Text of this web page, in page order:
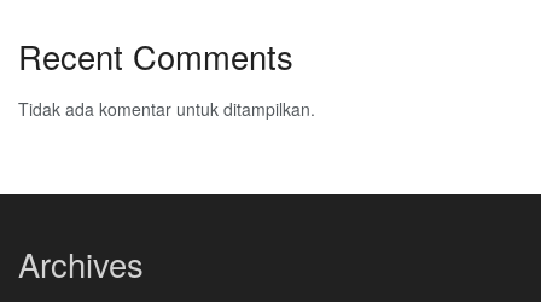
Recent Comments
Tidak ada komentar untuk ditampilkan.
Archives